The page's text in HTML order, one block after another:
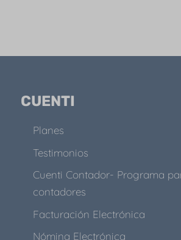
CUENTI
Planes
Testimonios
Cuenti Contador- Programa
contadores
Facturación Electrónica
Nómina Electrónica